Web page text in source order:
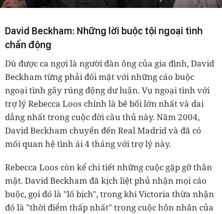
David Beckham: Những lời buộc tội ngoại tình
chấn động
Dù được ca ngợi là người đàn ông của gia đình, David
Beckham từng phải đối mặt với những cáo buộc
ngoại tình gây rúng động dư luận. Vụ ngoại tình với
trợ lý Rebecca Loos chính là bê bối lớn nhất và dai
dẳng nhất trong cuộc đời cầu thủ này. Năm 2004,
David Beckham chuyển đến Real Madrid và đã có
mối quan hệ tình ái 4 tháng với trợ lý này.
Rebecca Loos còn kể chi tiết những cuộc gặp gỡ thân
mật. David Beckham đã kịch liệt phủ nhận mọi cáo
buộc, gọi đó là "lố bịch", trong khi Victoria thừa nhận
đó là "thời điểm thấp nhất" trong cuộc hôn nhân của